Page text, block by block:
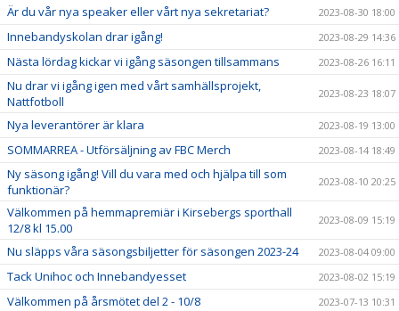
Är du vår nya speaker eller vårt nya sekretariat? 2023-08-30 18:00
Innebandyskolan drar igång! 2023-08-29 14:36
Nästa lördag kickar vi igång säsongen tillsammans 2023-08-26 16:11
Nu drar vi igång igen med vårt samhällsprojekt,
Nattfotboll
2023-08-23 18:07
Nya leverantörer är klara 2023-08-19 13:00
SOMMARREA - Utförsäljning av FBC Merch 2023-08-14 18:49
Ny säsong igång! Vill du vara med och hjälpa till som
funktionär?
2023-08-10 20:25
Välkommen på hemmapremiär i Kirsebergs sporthall
12/8 kl 15.00
2023-08-09 15:19
Nu släpps våra säsongsbiljetter för säsongen 2023-24 2023-08-04 09:00
Tack Unihoc och Innebandyesset 2023-08-02 15:19
Välkommen på årsmötet del 2 - 10/8 2023-07-13 10:31